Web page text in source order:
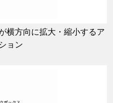
横方向に拡大・縮小するア
ョン